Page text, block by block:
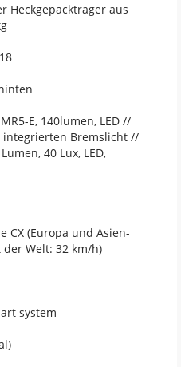
Heckgepäckträger aus
E, 140lumen, LED //
integrierten Bremslicht //
40 Lux, LED,
CX (Europa und Asien-
der Welt: 32 km/h)
system